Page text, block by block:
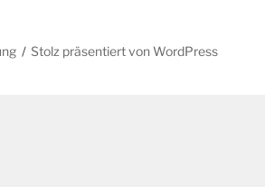
Stolz präsentiert von WordPress